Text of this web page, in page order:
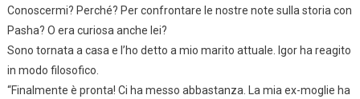
Conoscermi? Perché? Per confrontare le nostre note sulla storia con
Pasha? O era curiosa anche lei?
Sono tornata a casa e l’ho detto a mio marito attuale. Igor ha reagito
in modo filosofico.
“Finalmente è pronta! Ci ha messo abbastanza. La mia ex-moglie ha